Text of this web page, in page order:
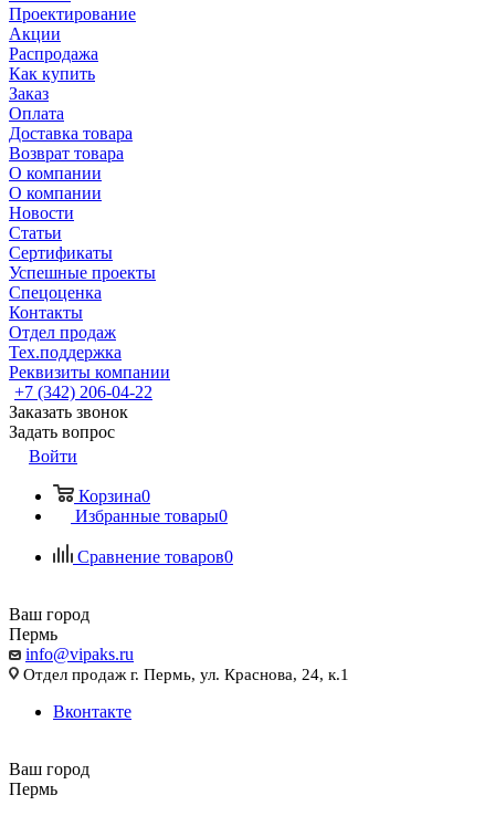
Проектирование
Акции
Распродажа
Как купить
Заказ
Оплата
Доставка товара
Возврат товара
О компании
О компании
Новости
Статьи
Сертификаты
Успешные проекты
Спецоценка
Контакты
Отдел продаж
Тех.поддержка
Реквизиты компании
+7 (342) 206-04-22
Заказать звонок
Задать вопрос
Войти
Корзина0
Избранные товары0
Сравнение товаров0
Ваш город
Пермь
info@vipaks.ru
Отдел продаж г. Пермь, ул. Краснова, 24, к.1
Вконтакте
Ваш город
Пермь